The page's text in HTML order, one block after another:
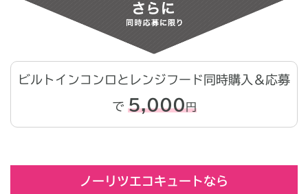
ビルトインコンロとレンジフード同時購入＆応募
で 5,000円
ノーリツエコキュートなら